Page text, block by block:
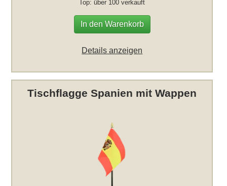
Top: über 100 verkauft
In den Warenkorb
Details anzeigen
Tischflagge Spanien mit Wappen